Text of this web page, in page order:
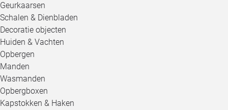
Geurkaarsen
Schalen & Dienbladen
Decoratie objecten
Huiden & Vachten
Opbergen
Manden
Wasmanden
Opbergboxen
Kapstokken & Haken